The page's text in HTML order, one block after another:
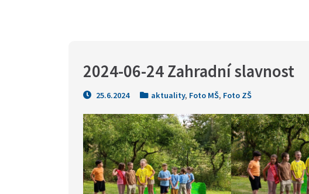
2024-06-24 Zahradní slavnost
25.6.2024 aktuality, Foto MŠ, Foto ZŠ